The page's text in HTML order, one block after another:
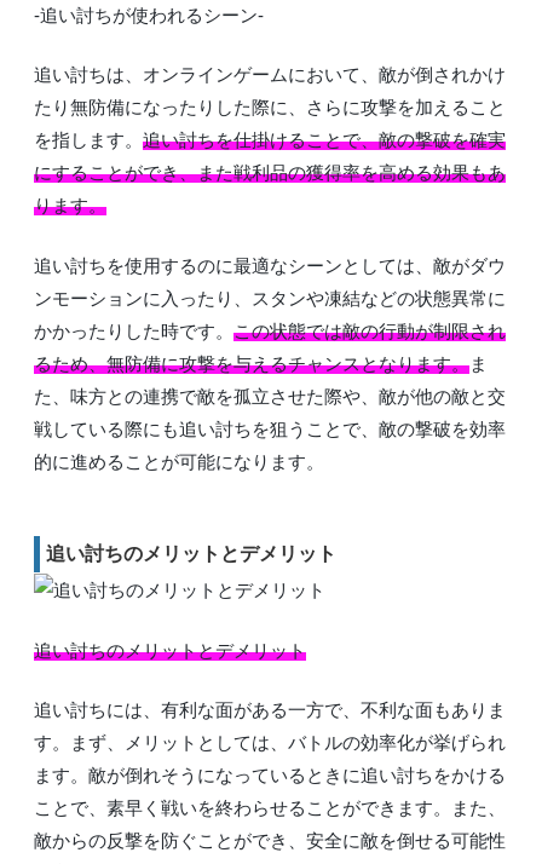
-追い討ちが使われるシーン-
追い討ちは、オンラインゲームにおいて、敵が倒されかけ
たり無防備になったりした際に、さらに攻撃を加えること
を指します。 追い討ちを仕掛けることで、敵の撃破を確実
にすることができ、また戦利品の獲得率を高める効果もあ
ります。
追い討ちを使用するのに最適なシーンとしては、敵がダウ
ンモーションに入ったり、スタンや凍結などの状態異常に
かかったりした時です。 この状態では敵の行動が制限され
るため、無防備に攻撃を与えるチャンスとなります。ま
た、味方との連携で敵を孤立させた際や、敵が他の敵と交
戦している際にも追い討ちを狙うことで、敵の撃破を効率
的に進めることが可能になります。
追い討ちのメリットとデメリット
追い討ちのメリットとデメリット
追い討ちには、有利な面がある一方で、不利な面もありま
す。まず、メリットとしては、バトルの効率化が挙げられ
ます。敵が倒れそうになっているときに追い討ちをかける
ことで、素早く戦いを終わらせることができます。また、
敵からの反撃を防ぐことができ、安全に敵を倒せる可能性